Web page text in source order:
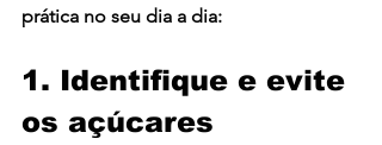
prática no seu dia a dia:
1. Identifique e evite
os açúcares